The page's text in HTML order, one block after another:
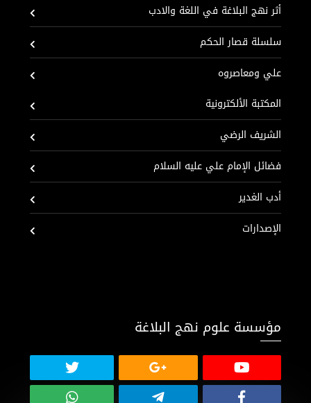
أثر نهج البلاغة في اللغة والادب
سلسلة قصار الحكم
علي ومعاصروه
المكتبة الألكترونية
الشريف الرضي
فضائل الإمام علي عليه السلام
أدب الغدير
الإصدارات
مؤسسة علوم نهج البلاغة